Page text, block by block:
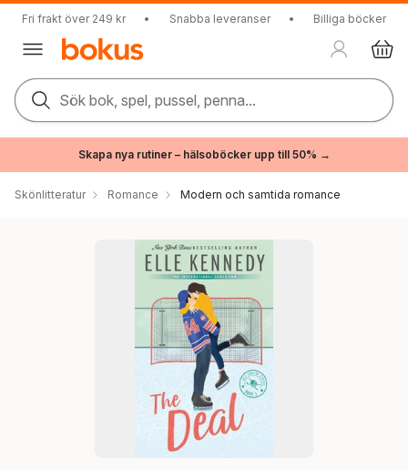
Fri frakt över 249 kr • Snabba leveranser • Billiga böcker
Sök bok, spel, pussel, penna...
Skapa nya rutiner – hälsoböcker upp till 50% →
Skönlitteratur Romance Modern och samtida romance